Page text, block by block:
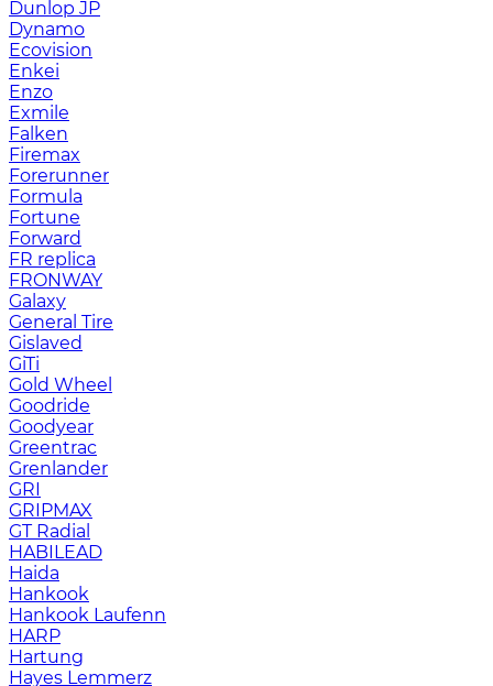
Dunlop JP
Dynamo
Ecovision
Enkei
Enzo
Exmile
Falken
Firemax
Forerunner
Formula
Fortune
Forward
FR replica
FRONWAY
Galaxy
General Tire
Gislaved
GiTi
Gold Wheel
Goodride
Goodyear
Greentrac
Grenlander
GRI
GRIPMAX
GT Radial
HABILEAD
Haida
Hankook
Hankook Laufenn
HARP
Hartung
Hayes Lemmerz